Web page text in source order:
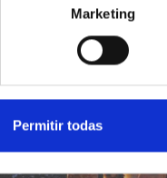
Marketing
Permitir todas